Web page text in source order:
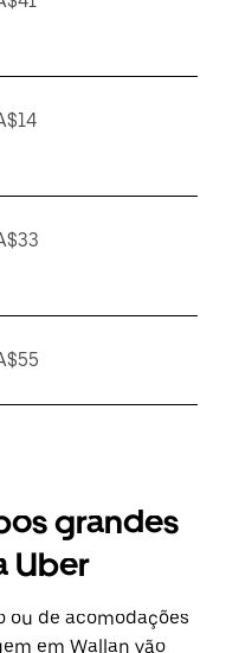
grandes
Uber
ou de acomodações
em Wallan vão